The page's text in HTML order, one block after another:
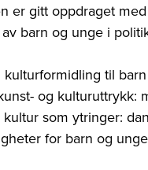
er gitt oppdraget
barn og unge i
kulturformidling til
og kulturuttrykk:
kultur som ytringer:
for barn og